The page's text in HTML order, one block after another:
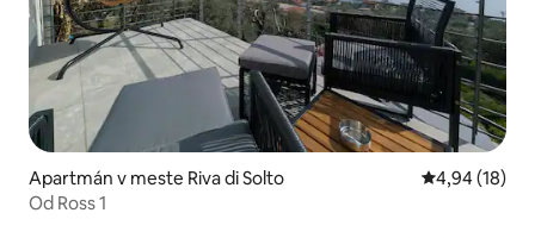
Apartmán v meste Riva di Solto Priemerné
4,94 (18)
Od Ross 1